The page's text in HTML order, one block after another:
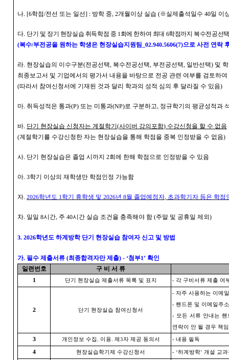
나. [6학점/전선 또는 일선] : 방학 중, 2개월이상 실습 (※실제출석일수 40일 이
다. 단기 및 장기 현장실습 취득학점 중 1 회에 한하여 최대 6학점까지 복수전공선
(복수/부전공을 원하는 학생은 현장실습지원팀 _02.940.5606(7)으로 사전 연락
라. 현장실습의 이수구분(전공선택, 복수전공선택, 부전공선택, 일반선택) 및
최종보고서 및 기업에서의 평가서 내용을 바탕으로 전공 관련 여부를 검토하여
(따라서 참여신청서에 기재된 것과 달리 학과의 성적 심의 후 달라질 수 있음)
마. 취득성적은 통과(P) 또는 미통과(NP)로 구분하고 , 정규학기의 평균성적과
바. 단기 현장실습 신청자는 계절학기(사이버 강의포함) 수강신청을 할 수 없음
(계절학기를 수강신청한 자는 현장실습을 통해 학점을 중복 인정받을 수 없음)
사. 단기 현장실습은 졸업 시까지 2회에 한해 학점으로 인정받을 수 있음
아. 3학기 이상의 재학생만 학점인정 가능함
자. 2026학년도 1 학기 휴학생 및 2026년 8월 졸업예정자, 초과학기자 등은 학점
차. 일일 8시간, 주 40시간 실습 조건을 충족해야 함 (주말 및 공휴일 제외)
3. 2026학년도 하계방학 단기 현장실습 참여자 신고 및 방법
가. 필수 제출서류 (최종합격자만 제출) - ‘첨부1’ 확인
일련번호
구 비 서 류
1
단기 현장실습 제출서류 목록 및 표지 - 각 구비서류 제출 여
2 단기 현장실습 참여신청서
- 자주 사용하는 이메
- 핸드폰 및 이메일주
- 모든 서류 안내는
연락이 안 될 경우 책
3 개인정보 수집 이용 제 3자 제공 동의서 - 내용 필독
4 현장실습학기제 수강신청서 - ‘하계방학’ 개설 교